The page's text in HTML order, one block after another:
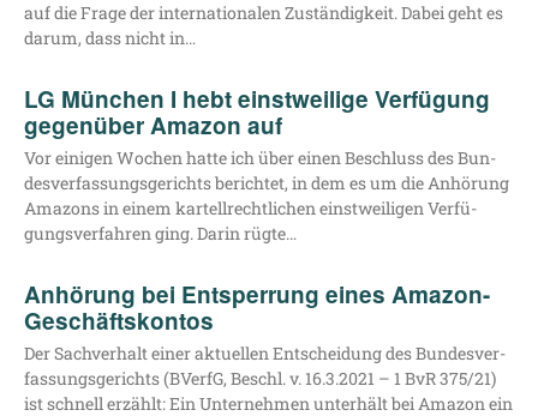
auf die Fra­ge der inter­na­tio­na­len Zustän­dig­keit. Dabei geht es
dar­um, dass nicht in…
LG München I hebt einstweilige Verfügung
gegenüber Amazon auf
Vor eini­gen Wochen hat­te ich über einen Beschluss des Bun­
des­ver­fas­sungs­ge­richts berich­tet, in dem es um die Anhö­rung
Ama­zons in einem kar­tell­recht­li­chen einst­wei­li­gen Ver­fü­
gungs­ver­fah­ren ging. Dar­in rügte…
Anhörung bei Entsperrung eines Amazon-
Geschäftskontos
Der Sach­ver­halt einer aktu­el­len Ent­schei­dung des Bun­des­ver­
fas­sungs­ge­richts (BVerfG, Beschl. v. 16.3.2021 – 1 BvR 375/21)
ist schnell erzählt: Ein Unter­neh­men unter­hält bei Ama­zon ein